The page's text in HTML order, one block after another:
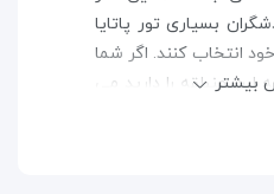
بسیاری تور پاتایا
انتخاب کنند. اگر شما
این منطقه را دارید می
بیشتر